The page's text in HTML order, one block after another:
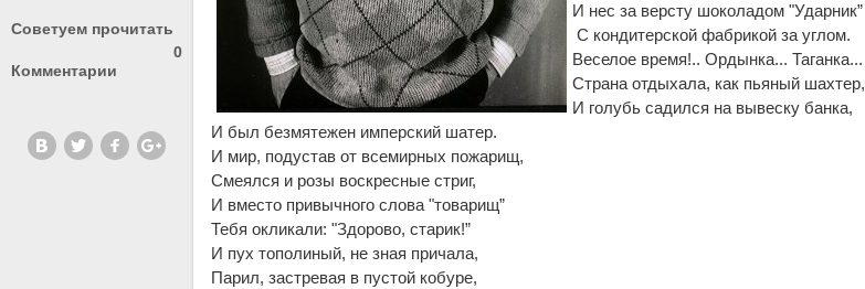
Советуем прочитать
0
Комментарии
И нес за версту шоколадом "Ударник”
С кондитерской фабрикой за углом.
Веселое время!.. Ордынка... Таганка...
Страна отдыхала, как пьяный шахтер,
И голубь садился на вывеску банка,
И был безмятежен имперский шатер.
И мир, подустав от всемирных пожарищ,
Смеялся и розы воскресные стриг,
И вместо привычного слова "товарищ”
Тебя окликали: "Здорово, старик!”
И пух тополиный, не зная причала,
Парил, застревая в пустой кобуре,